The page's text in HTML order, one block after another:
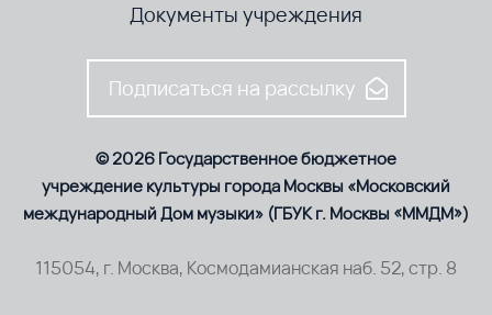
Документы учреждения
Подписаться на рассылку
© 2026 Государственное бюджетное
учреждение культуры города Москвы «Московский
международный Дом музыки» (ГБУК г. Москвы «ММДМ»)
115054, г. Москва, Космодамианская наб. 52, стр. 8